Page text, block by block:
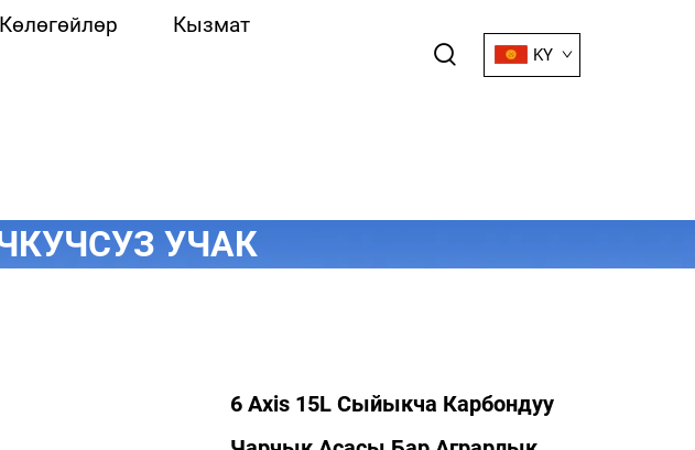
Көлөгөйлөр Кызмат
KY
УЧАК
6 Axis 15L Сыйыкча Карбондуу